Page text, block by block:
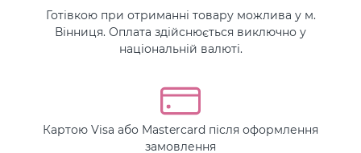
Готівкою при отриманні товару можлива у м.
Вінниця. Оплата здійснюється виключно у
національній валюті.
Картою Visa або Mastercard після оформлення
замовлення